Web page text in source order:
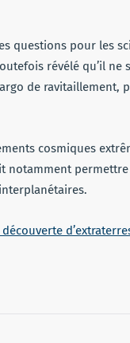
questions pour les
révélé qu’il ne
de ravitaillement,
cosmiques
notamment